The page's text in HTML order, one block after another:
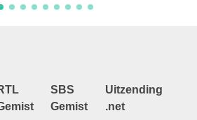
SBS
Gemist
Uitzending
.net